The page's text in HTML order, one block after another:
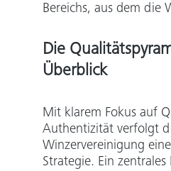
Bereichs, aus dem die
Die
Überblick
Mit klarem Fokus auf
Authentizität verfolgt
Winzervereinigung
Strategie. Ein